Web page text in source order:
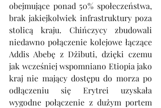
obejmujące ponad 50% społeczeństwa,
brak jakiejkolwiek infrastruktury poza
stolicą kraju. Chińczycy zbudowali
niedawno połączenie kolejowe łączące
Addis Abebę z Dżibuti, dzięki czemu
jak wcześniej wspomniano Etiopia jako
kraj nie mający dostępu do morza po
odłączeniu się Erytrei uzyskała
wygodne połączenie z dużym portem